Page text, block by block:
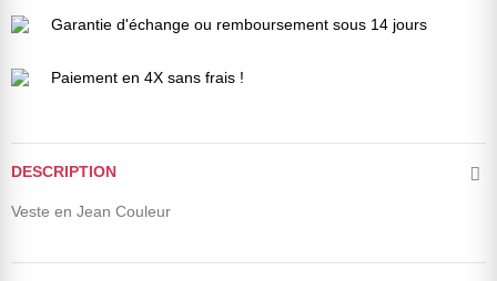
Garantie d'échange ou remboursement sous 14 jours
Paiement en 4X sans frais !
DESCRIPTION
Veste en Jean Couleur